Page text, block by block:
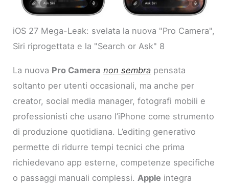
iOS 27 Mega-Leak: svelata la nuova "Pro Camera",
Siri riprogettata e la "Search or Ask" 8
La nuova Pro Camera non sembra pensata
soltanto per utenti occasionali, ma anche per
creator, social media manager, fotografi mobili e
professionisti che usano l’iPhone come strumento
di produzione quotidiana. L’editing generativo
permette di ridurre tempi tecnici che prima
richiedevano app esterne, competenze specifiche
o passaggi manuali complessi. Apple integra